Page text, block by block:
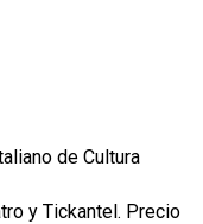
de Cultura
y Tickantel. Precio